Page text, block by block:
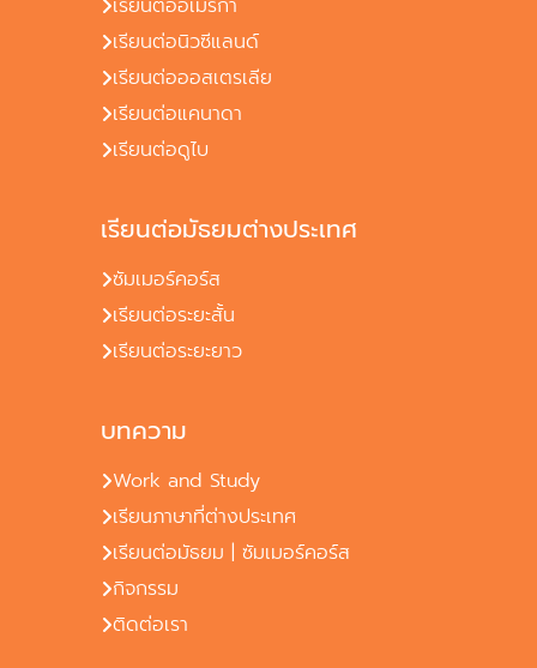
เรียนต่ออเมริกา
เรียนต่อนิวซีแลนด์
เรียนต่อออสเตรเลีย
เรียนต่อแคนาดา
เรียนต่อดูไบ
เรียนต่อมัธยมต่างประเทศ
ซัมเมอร์คอร์ส
เรียนต่อระยะสั้น
เรียนต่อระยะยาว
บทความ
Work and Study
เรียนภาษาที่ต่างประเทศ
เรียนต่อมัธยม | ซัมเมอร์คอร์ส
กิจกรรม
ติดต่อเรา